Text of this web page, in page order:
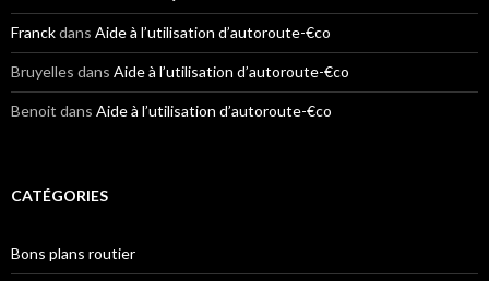
Franckdans Aide à l’utilisation d’autoroute-€co
Bruyelles dans Aide à l’utilisation d’autoroute-€co
Benoit dans Aide à l’utilisation d’autoroute-€co
CATÉGORIES
Bons plans routier